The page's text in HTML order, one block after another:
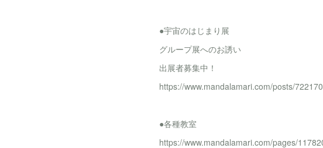
●宇宙のはじまり展
グループ展へのお誘い
出展者募集中！
https://www.mandalamari.com/posts/
●各種教室
https://www.mandalamari.com/pages/